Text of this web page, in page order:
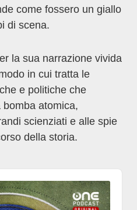
come fossero un giallo
di scena.
la sua narrazione vivida
in cui tratta le
e politiche che
atomica,
scienziati e alle spie
della storia.